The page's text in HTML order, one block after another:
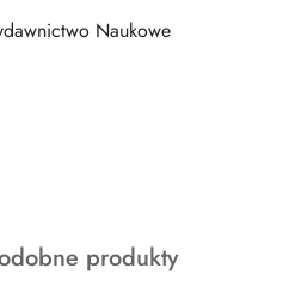
Naukowe
produkty